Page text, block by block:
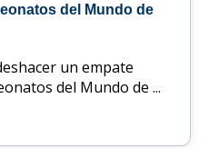
del Mundo de
un empate
del Mundo de ...